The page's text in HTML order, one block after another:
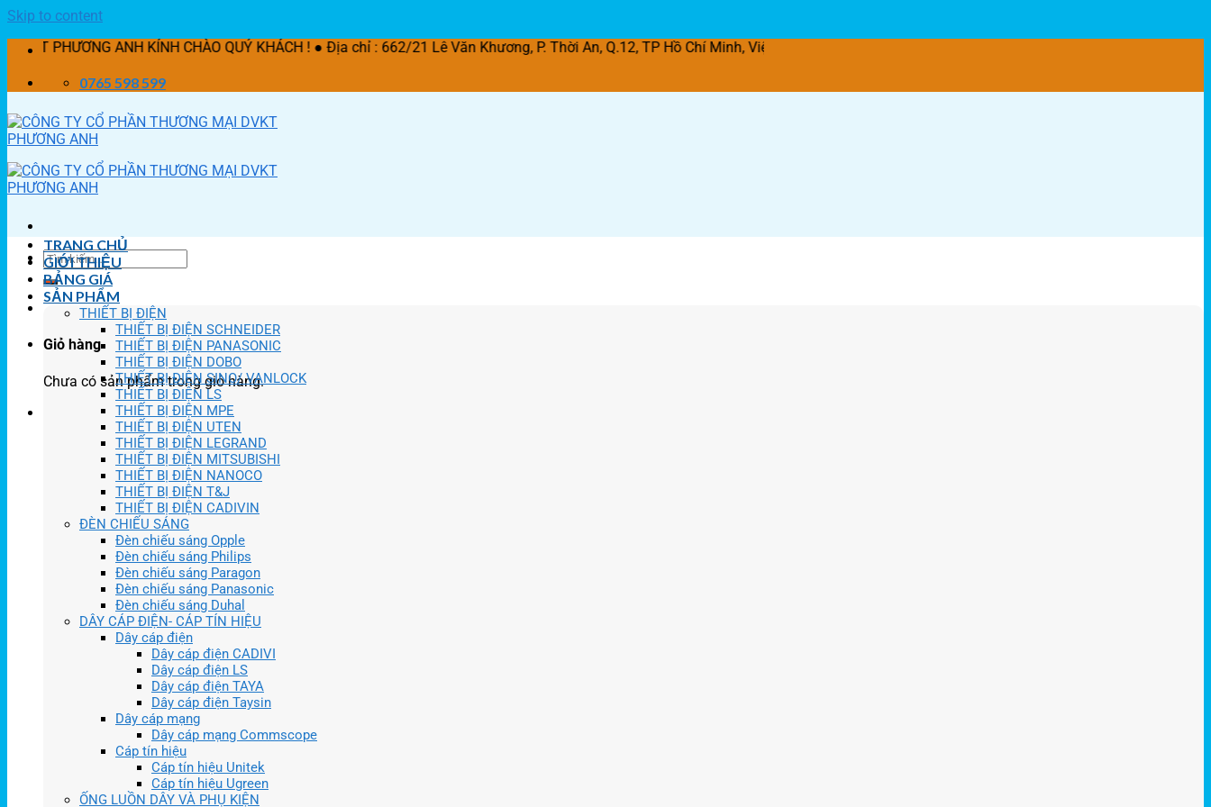
Skip to content
ANH KÍNH CHÀO QUÝ KHÁCH ! ● Địa chỉ : 662/21 Lê Văn Khương, P. Thời An, Q.12, TP Hồ Chí Minh, Việt Nam
0765 598 599
Giỏ hàng
Chưa có sản phẩm trong giỏ hàng.
TRANG CHỦ
GIỚI THIỆU
BẢNG GIÁ
SẢN PHẨM
THIẾT BỊ ĐIỆN
THIẾT BỊ ĐIỆN SCHNEIDER
THIẾT BỊ ĐIỆN PANASONIC
THIẾT BỊ ĐIỆN DOBO
THIẾT BỊ ĐIỆN SINO/ VANLOCK
THIẾT BỊ ĐIỆN LS
THIẾT BỊ ĐIỆN MPE
THIẾT BỊ ĐIỆN UTEN
THIẾT BỊ ĐIỆN LEGRAND
THIẾT BỊ ĐIỆN MITSUBISHI
THIẾT BỊ ĐIỆN NANOCO
THIẾT BỊ ĐIỆN T&J
THIẾT BỊ ĐIỆN CADIVIN
ĐÈN CHIẾU SÁNG
Đèn chiếu sáng Opple
Đèn chiếu sáng Philips
Đèn chiếu sáng Paragon
Đèn chiếu sáng Panasonic
Đèn chiếu sáng Duhal
DÂY CÁP ĐIỆN- CÁP TÍN HIỆU
Dây cáp điện
Dây cáp điện CADIVI
Dây cáp điện LS
Dây cáp điện TAYA
Dây cáp điện Taysin
Dây cáp mạng
Dây cáp mạng Commscope
Cáp tín hiệu
Cáp tín hiệu Unitek
Cáp tín hiệu Ugreen
ỐNG LUỒN DÂY VÀ PHỤ KIỆN